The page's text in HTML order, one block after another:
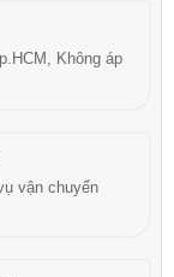
Không áp
vận chuyển